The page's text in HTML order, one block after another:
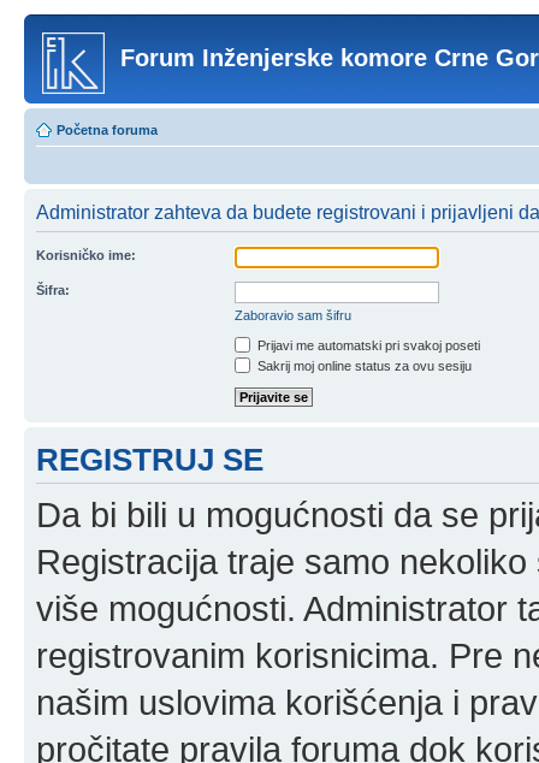
Forum Inženjerske komore Crne
Početna foruma
Administrator zahteva da budete registrovani i prijavljeni
Korisničko ime:
Šifra:
Zaboravio sam šifru
Prijavi me automatski pri svakoj poseti
Sakrij moj online status za ovu sesiju
REGISTRUJ SE
Da bi bili u mogućnosti da se
Registracija traje samo
više mogućnosti. Administrator
registrovanim korisnicima. Pre
našim uslovima korišćenja i
pročitate pravila foruma dok